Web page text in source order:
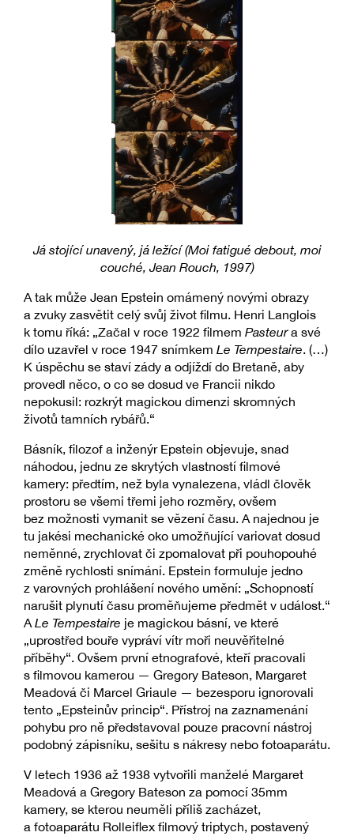
Já stojící unavený, já ležící (Moi fatigué debout, moi
couché,Jean Rouch, 1997)
A tak může Jean Epstein omámený novými obrazy
a zvuky zasvětit celý svůj život filmu. Henri Langlois
k tomu říká: „Začal v roce 1922 filmem Pasteura své
dílo uzavřel v roce 1947 snímkem Le Tempestaire. (…)
K úspěchu se staví zády a odjíždí do Bretaně, aby
provedl něco, o co se dosud ve Francii nikdo
nepokusil: rozkrýt magickou dimenzi skromných
životů tamních rybářů.“
Básník, filozof a inženýr Epstein objevuje, snad
náhodou, jednu ze skrytých vlastností filmové
kamery: předtím, než byla vynalezena, vládl člověk
prostoru se všemi třemi jeho rozměry, ovšem
bez možnosti vymanit se vězení času. A najednou je
tu jakési mechanické oko umožňující variovat dosud
neměnné, zrychlovat či zpomalovat při pouhopouhé
změně rychlosti snímání. Epstein formuluje jedno
z varovných prohlášení nového umění: „Schopností
narušit plynutí času proměňujeme předmět v událost.“
A Le Tempestaire je magickou básní, ve které
„uprostřed bouře vypráví vítr moři neuvěřitelné
příběhy“. Ovšem první etnografové, kteří pracovali
s filmovou kamerou — Gregory Bateson, Margaret
Meadová či Marcel Griaule — bezesporu ignorovali
tento „Epsteinův princip“. Přístroj na zaznamenání
pohybu pro ně představoval pouze pracovní nástroj
podobný zápisníku, sešitu s nákresy nebo fotoaparátu.
V letech 1936 až 1938 vytvořili manželé Margaret
Meadová a Gregory Bateson za pomocí 35mm
kamery, se kterou neuměli příliš zacházet,
a fotoaparátu Rolleiflex filmový triptych, postavený